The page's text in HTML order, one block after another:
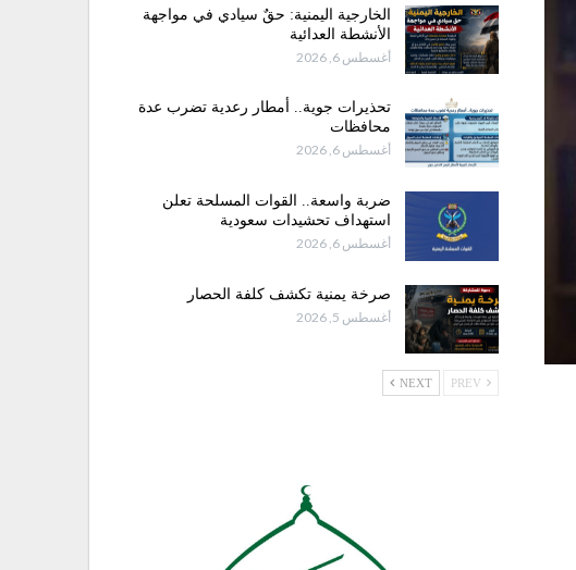
الخارجية اليمنية: حقٌ سيادي في مواجهة
الأنشطة العدائية
أغسطس 6, 2026
تحذيرات جوية.. أمطار رعدية تضرب عدة
محافظات
أغسطس 6, 2026
ضربة واسعة.. القوات المسلحة تعلن
استهداف تحشيدات سعودية
أغسطس 6, 2026
صرخة يمنية تكشف كلفة الحصار
أغسطس 5, 2026
NEXT